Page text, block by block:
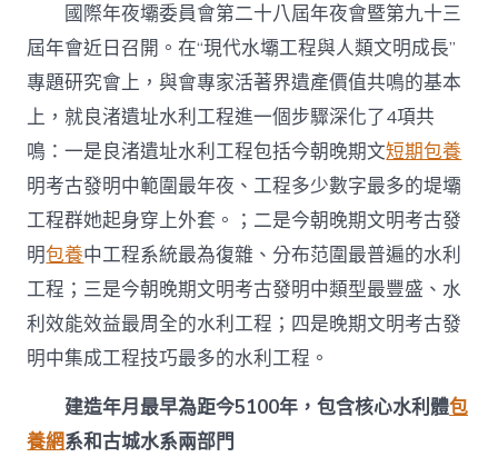
國際年夜壩委員會第二十八屆年夜會暨第九十三
屆年會近日召開。在“現代水壩工程與人類文明成長”
專題研究會上，與會專家活著界遺產價值共鳴的基本
上，就良渚遺址水利工程進一個步驟深化了4項共
鳴：一是良渚遺址水利工程包括今朝晚期文短期包養
明考古發明中範圍最年夜、工程多少數字最多的堤壩
工程群她起身穿上外套。；二是今朝晚期文明考古發
明包養中工程系統最為復雜、分布范圍最普遍的水利
工程；三是今朝晚期文明考古發明中類型最豐盛、水
利效能效益最周全的水利工程；四是晚期文明考古發
明中集成工程技巧最多的水利工程。
建造年月最早為距今5100年，包含核心水利體包
養網系和古城水系兩部門